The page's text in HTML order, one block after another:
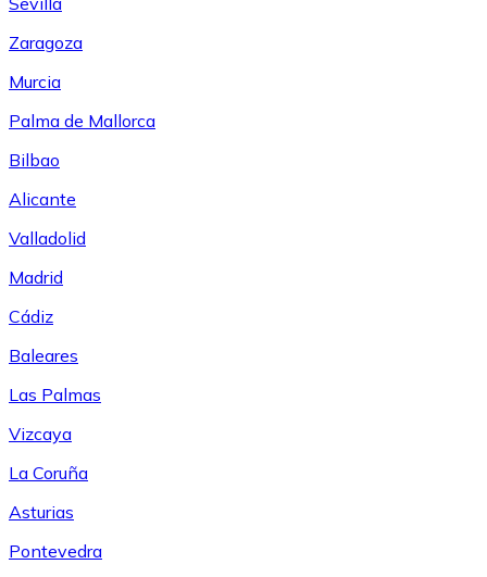
Zaragoza
Murcia
Palma de Mallorca
Bilbao
Alicante
Valladolid
Madrid
Cádiz
Baleares
Las Palmas
Vizcaya
La Coruña
Asturias
Pontevedra